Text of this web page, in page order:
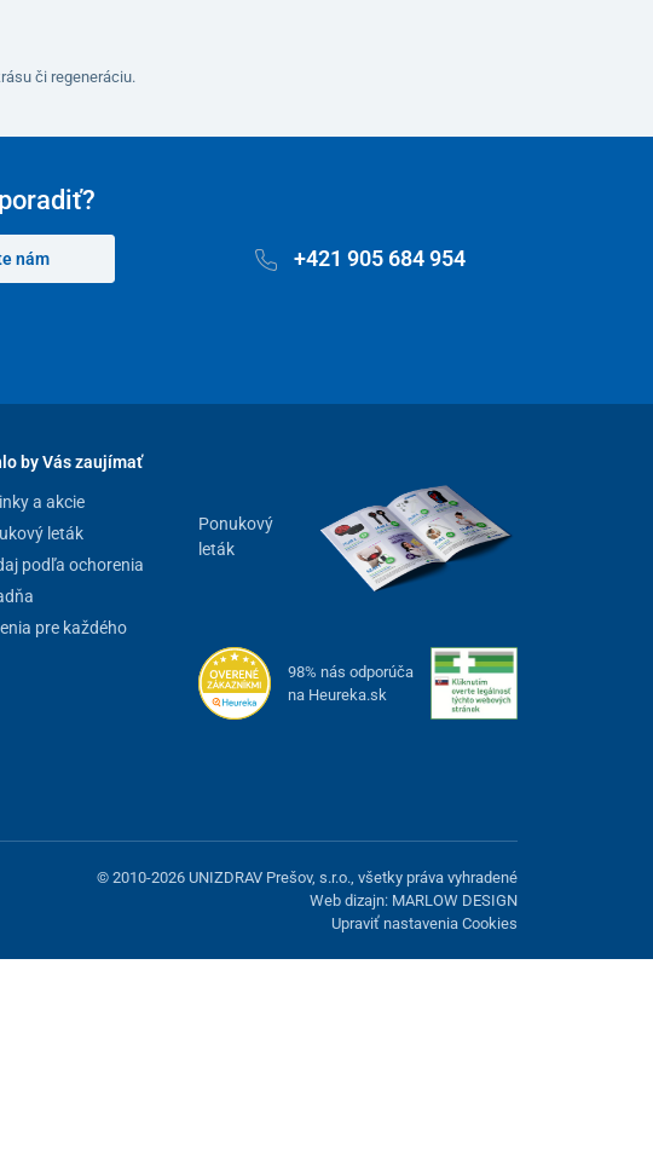
či regeneráciu.
nám +421 905 684 954
by Vás zaujímať
a akcie
leták
podľa ochorenia
pre každého
Ponukový
leták
98% nás odporúča
na Heureka.sk
© 2010-2026 UNIZDRAV Prešov, s.r.o., všetky práva vyhradené
Web dizajn: MARLOW DESIGN
Upraviť nastavenia Cookies